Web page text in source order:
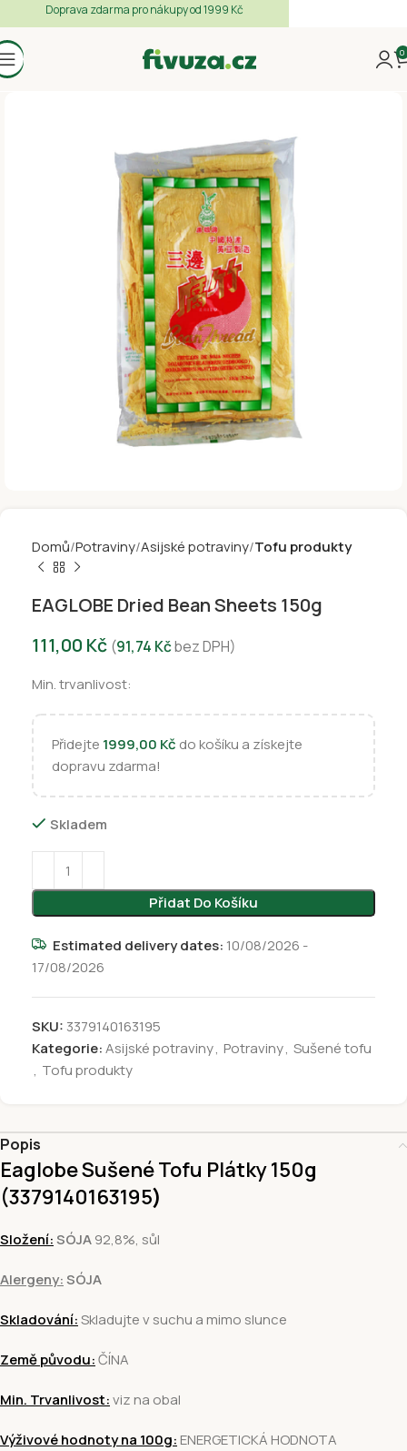
0
Domů Potraviny Asijské potraviny Tofu produkty
EAGLOBE Dried Bean Sheets 150g
111,00 Kč (91,74 Kčbez DPH)
Min. trvanlivost:
Přidejte 1999,00 Kč do košíku a získejte
dopravu zdarma!
Skladem
Přidat Do Košíku
Estimated delivery dates: 10/08/2026 -
17/08/2026
SKU: 3379140163195
Kategorie:Asijské potraviny, Potraviny, Sušené tofu
, Tofu produkty
Popis
Eaglobe Sušené Tofu Plátky 150g
(3379140163195)
Složení:SÓJA92,8%, sůl
Alergeny:SÓJA
Skladování:Skladujte v suchu a mimo slunce
Země původu:ČÍNA
Min. Trvanlivost:viz na obal
Výživové hodnoty na 100g: ENERGETICKÁ HODNOTA
Doprava zdarma pro nákupy od 1999 Kč